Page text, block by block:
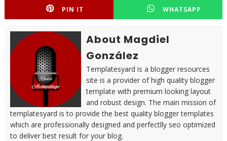
PIN IT WHATSAPP
About Magdiel
González
Templatesyard is a blogger resources
site is a provider of high quality blogger
template with premium looking layout
and robust design. The main mission of
templatesyard is to provide the best quality blogger templates
which are professionally designed and perfectlly seo optimized
to deliver best result for your blog.